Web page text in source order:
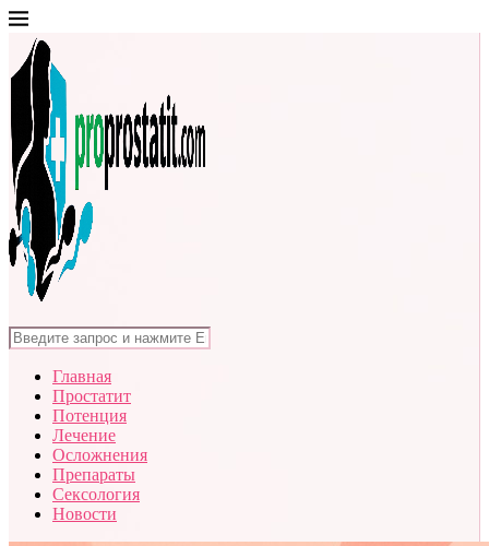
Главная
Простатит
Потенция
Лечение
Осложнения
Препараты
Сексология
Новости